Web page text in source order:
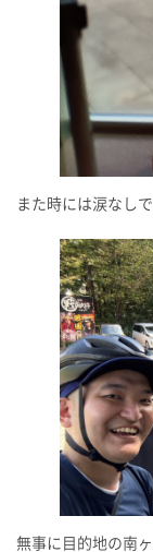
また時には涙なし
無事に目的地の南